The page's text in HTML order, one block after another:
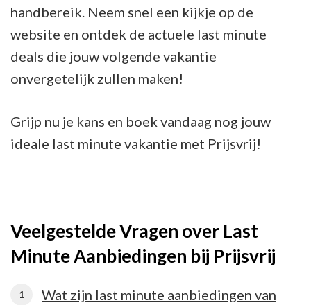
handbereik. Neem snel een kijkje op de
website en ontdek de actuele last minute
deals die jouw volgende vakantie
onvergetelijk zullen maken!
Grijp nu je kans en boek vandaag nog jouw
ideale last minute vakantie met Prijsvrij!
Veelgestelde Vragen over Last
Minute Aanbiedingen bij Prijsvrij
Wat zijn last minute aanbiedingen van